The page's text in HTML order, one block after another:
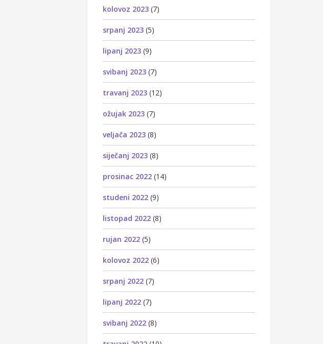
kolovoz 2023 (7)
srpanj 2023 (5)
lipanj 2023 (9)
svibanj 2023 (7)
travanj 2023 (12)
ožujak 2023 (7)
veljača 2023 (8)
siječanj 2023 (8)
prosinac 2022 (14)
studeni 2022 (9)
listopad 2022 (8)
rujan 2022 (5)
kolovoz 2022 (6)
srpanj 2022 (7)
lipanj 2022 (7)
svibanj 2022 (8)